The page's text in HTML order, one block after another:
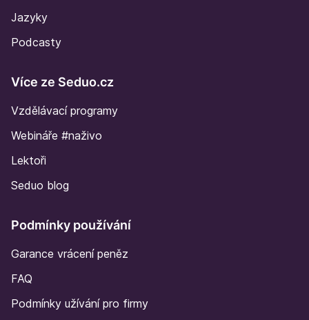
Jazyky
Podcasty
Více ze Seduo.cz
Vzdělávací programy
Webináře #naživo
Lektoři
Seduo blog
Podmínky používání
Garance vrácení peněz
FAQ
Podmínky užívání pro firmy